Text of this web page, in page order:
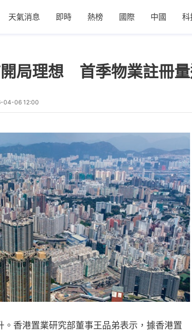
天氣消息 即時 熱榜 國際 中國 科
開局理想 首季物業註冊
04-06 12:00
。香港置業研究部董事王品弟表示，據香港置